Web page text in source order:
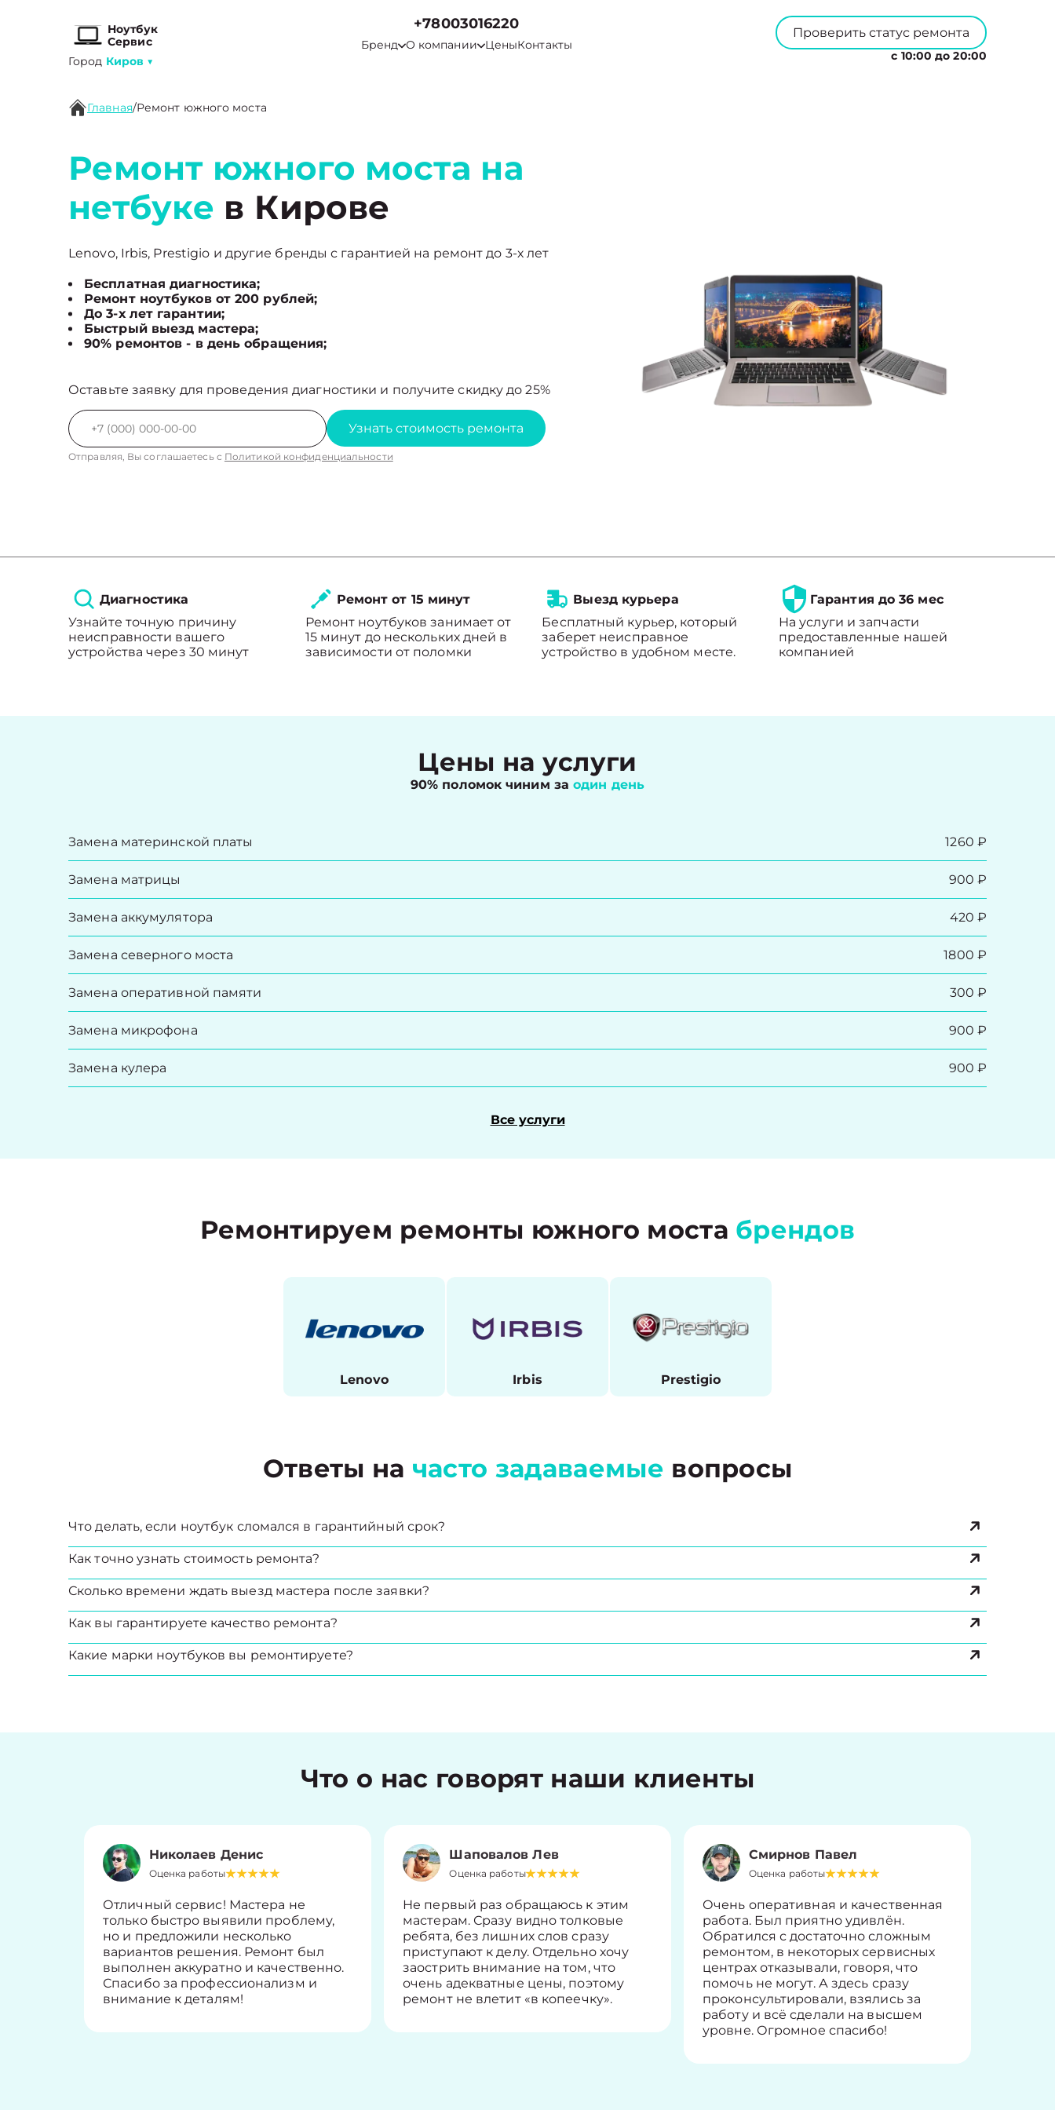
Ноутбук
Сервис
Город Киров ▼
+78003016220
Бренд О компании ЦеныКонтакты
Проверить статус ремонта
с 10:00 до 20:00
Главная/Ремонт южного моста
Ремонт южного моста на
нетбуке в Кирове
Lenovo, Irbis, Prestigio и другие бренды с гарантией на ремонт до 3-х лет
Бесплатная диагностика;
Ремонт ноутбуков от 200 рублей;
До 3-х лет гарантии;
Быстрый выезд мастера;
90% ремонтов - в день обращения;
Оставьте заявку для проведения диагностики и получите скидку до 25%
Узнать стоимость ремонта
Отправляя, Вы соглашаетесь с Политикой конфиденциальности
Диагностика
Узнайте точную причину
неисправности вашего
устройства через 30 минут
Ремонт от 15 минут
Ремонт ноутбуков занимает от
15 минут до нескольких дней в
зависимости от поломки
Выезд курьера
Бесплатный курьер, который
заберет неисправное
устройство в удобном месте.
Гарантия до 36 мес
На услуги и запчасти
предоставленные нашей
компанией
Цены на услуги
90% поломок чиним заодин день
Замена материнской платы 1260 ₽
Замена матрицы 900 ₽
Замена аккумулятора 420 ₽
Замена северного моста 1800 ₽
Замена оперативной памяти 300 ₽
Замена микрофона 900 ₽
Замена кулера 900 ₽
Все услуги
Ремонтируем ремонты южного моста брендов
Lenovo Irbis Prestigio
Ответы на часто задаваемые вопросы
Что делать, если ноутбук сломался в гарантийный срок?
Как точно узнать стоимость ремонта?
Сколько времени ждать выезд мастера после заявки?
Как вы гарантируете качество ремонта?
Какие марки ноутбуков вы ремонтируете?
Что о нас говорят наши клиенты
Николаев Денис
Оценка работы
Отличный сервис! Мастера не
только быстро выявили проблему,
но и предложили несколько
вариантов решения. Ремонт был
выполнен аккуратно и качественно.
Спасибо за профессионализм и
внимание к деталям!
Шаповалов Лев
Оценка работы
Не первый раз обращаюсь к этим
мастерам. Сразу видно толковые
ребята, без лишних слов сразу
приступают к делу. Отдельно хочу
заострить внимание на том, что
очень адекватные цены, поэтому
ремонт не влетит «в копеечку».
Смирнов Павел
Оценка работы
Очень оперативная и качественная
работа. Был приятно удивлён.
Обратился с достаточно сложным
ремонтом, в некоторых сервисных
центрах отказывали, говоря, что
помочь не могут. А здесь сразу
проконсультировали, взялись за
работу и всё сделали на высшем
уровне. Огромное спасибо!